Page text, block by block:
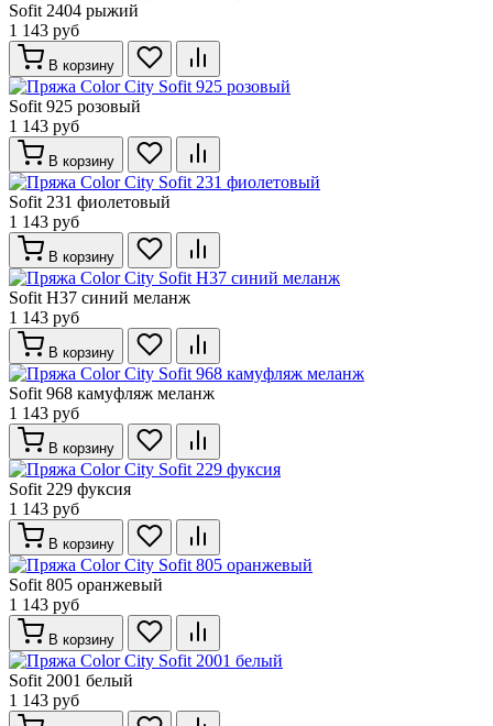
Sofit 2404 рыжий
1 143 руб
В корзину
Sofit 925 розовый
1 143 руб
В корзину
Sofit 231 фиолетовый
1 143 руб
В корзину
Sofit Н37 синий меланж
1 143 руб
В корзину
Sofit 968 камуфляж меланж
1 143 руб
В корзину
Sofit 229 фуксия
1 143 руб
В корзину
Sofit 805 оранжевый
1 143 руб
В корзину
Sofit 2001 белый
1 143 руб